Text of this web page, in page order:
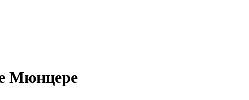
Мюнцере